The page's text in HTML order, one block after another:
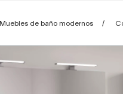
Muebles de baño modernos